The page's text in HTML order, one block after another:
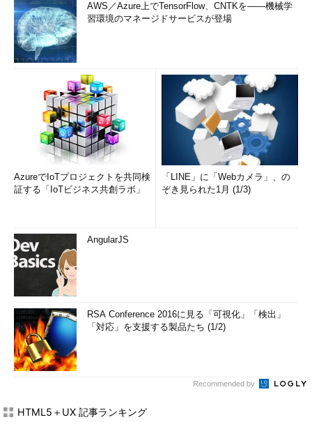
AWS／Azure上でTensorFlow、CNTKを――機械学
習環境のマネージドサービスが登場
AzureでIoTプロジェクトを共同検
証する「IoTビジネス共創ラボ」
「LINE」に「Webカメラ」、の
ぞき見られた1月 (1/3)
AngularJS
RSA Conference 2016に見る「可視化」「検出」
「対応」を支援する製品たち (1/2)
Recommended by
HTML5＋UX 記事ランキング